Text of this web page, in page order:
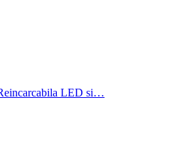
LED si…